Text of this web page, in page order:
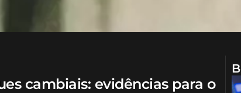
cambiais: evidências para o